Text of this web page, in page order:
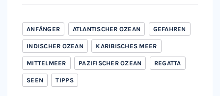
ANFÄNGER ATLANTISCHER OZEAN GEFAHREN
INDISCHER OZEAN KARIBISCHES MEER
MITTELMEER PAZIFISCHER OZEAN REGATTA
SEEN TIPPS